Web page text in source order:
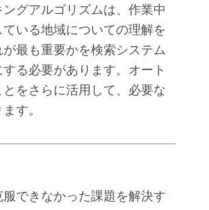
グアルゴリズムは、作業中
いる地域についての理解を
最も重要かを検索システム
る必要があります。オート
をさらに活用して、必要な
す。
できなかった課題を解決す